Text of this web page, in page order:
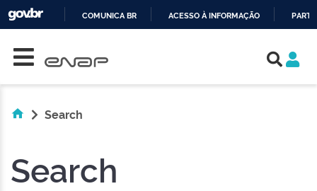
COMUNICA BR ACESSO À INFORMAÇÃO
Search
Search